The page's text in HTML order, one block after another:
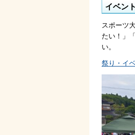
イベン
スポーツ
たい！」
い。
祭り・イ